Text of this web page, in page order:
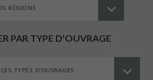
PAR TYPE D'OUVRAGE